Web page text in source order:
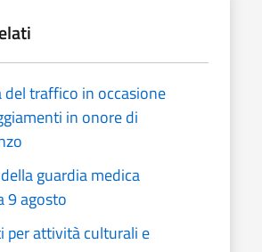
del traffico in occasione
in onore di
guardia medica
9 agosto
per attività culturali e